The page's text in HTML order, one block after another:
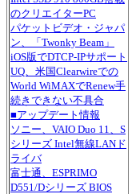
のクリエイターPC
パケットビデオ・ジャパ
ン、「Twonky Beam」
iOS版でDTCP-IPサポート
UQ、米国Clearwireでの
World WiMAXでRenew手
続きできない不具合
■アップデート情報
ソニー、VAIO Duo 11、S
シリーズ Intel無線LANド
ライバ
富士通、ESPRIMO
D551/Dシリーズ BIOS